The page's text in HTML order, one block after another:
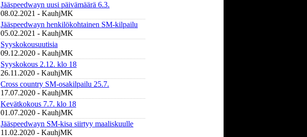
Jääspeedwayn uusi päivämäärä 6.3.
08.02.2021 - KauhjMK
Jääspeedwayn henkilökohtainen SM-kilpailu
05.02.2021 - KauhjMK
Syyskokousuutisia
09.12.2020 - KauhjMK
Syyskokous 2.12. klo 18
26.11.2020 - KauhjMK
Cross country SM-osakilpailu 25.7.
17.07.2020 - KauhjMK
Kevätkokous 7.7. klo 18
01.07.2020 - KauhjMK
Jääspeedwayn SM-kisa siirtyy maaliskuulle
11.02.2020 - KauhjMK